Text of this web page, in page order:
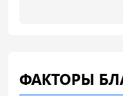
ФАКТОРЫ